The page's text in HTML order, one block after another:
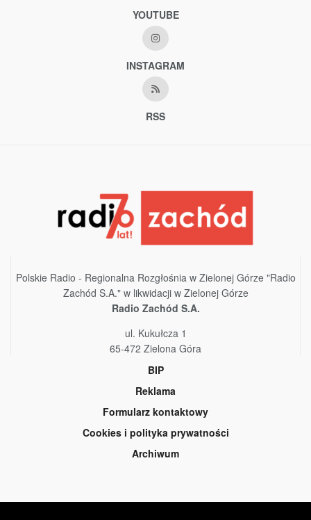
YOUTUBE
INSTAGRAM
RSS
Polskie Radio - Regionalna Rozgłośnia w Zielonej Górze "Radio
Zachód S.A." w likwidacji w Zielonej Górze
Radio Zachód S.A.
ul. Kukułcza 1
65-472 Zielona Góra
BIP
Reklama
Formularz kontaktowy
Cookies i polityka prywatności
Archiwum